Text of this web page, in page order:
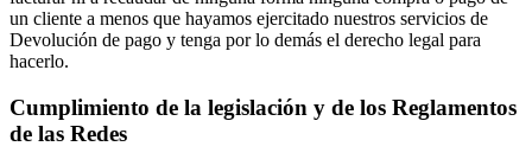
un cliente a menos que hayamos ejercitado nuestros servicios de
Devolución de pago y tenga por lo demás el derecho legal para
hacerlo.
Cumplimiento de la legislación y de los Reglamentos
de las Redes